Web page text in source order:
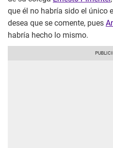
que él no habría sido el único
desea que se comente, pues
habría hecho lo mismo.